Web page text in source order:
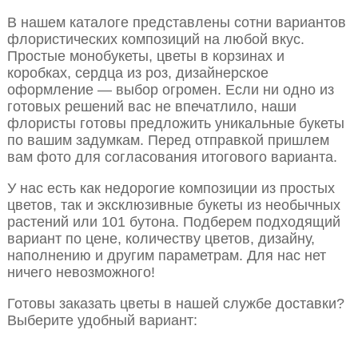
В нашем каталоге представлены сотни вариантов
флористических композиций на любой вкус.
Простые монобукеты, цветы в корзинах и
коробках, сердца из роз, дизайнерское
оформление — выбор огромен. Если ни одно из
готовых решений вас не впечатлило, наши
флористы готовы предложить уникальные букеты
по вашим задумкам. Перед отправкой пришлем
вам фото для согласования итогового варианта.
У нас есть как недорогие композиции из простых
цветов, так и эксклюзивные букеты из необычных
растений или 101 бутона. Подберем подходящий
вариант по цене, количеству цветов, дизайну,
наполнению и другим параметрам. Для нас нет
ничего невозможного!
Готовы заказать цветы в нашей службе доставки?
Выберите удобный вариант: